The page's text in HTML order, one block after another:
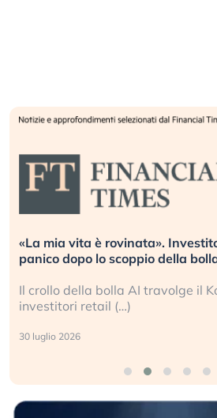
Quando la finanza pesa
L’America sta ripetendo
La ricchezza mondiale
sganciata dall’economia
24 luglio 2026